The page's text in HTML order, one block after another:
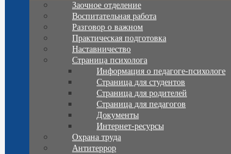
Заочное отделение
Воспитательная работа
Разговор о важном
Практическая подготовка
Наставничество
Страница психолога
Информация о педагоге-психологе
Страница для студентов
Страница для родителей
Страница для педагогов
Документы
Интернет-ресурсы
Охрана труда
Антитеррор